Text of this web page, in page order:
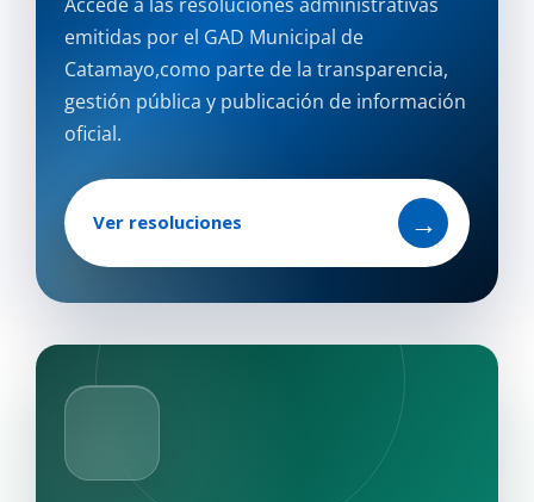
emitidas por el GAD Municipal de
Catamayo,como parte de la transparencia,
gestión pública y publicación de información
oficial.
Ver resoluciones →